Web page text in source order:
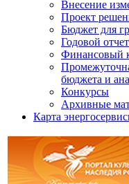
Внесение
Проект
Бюджет для
Годовой
Финансовый
бюджета и
Конкурсы
Архивные
Карта